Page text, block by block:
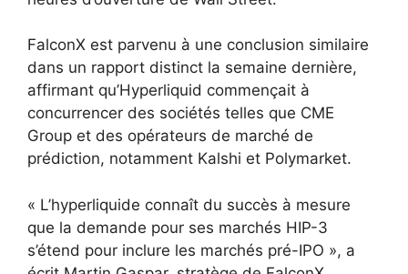
FalconX est parvenu à une conclusion similaire
dans un rapport distinct la semaine dernière,
affirmant qu’Hyperliquid commençait à
concurrencer des sociétés telles que CME
Group et des opérateurs de marché de
prédiction, notamment Kalshi et Polymarket.
« L’hyperliquide connaît du succès à mesure
que la demande pour ses marchés HIP-3
s’étend pour inclure les marchés pré-IPO », a